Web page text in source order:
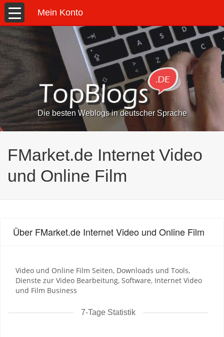
Mein Konto
Die besten Weblogs in deutscher Sprache
FMarket.de Internet Video
und Online Film
Über FMarket.de Internet Video und Online Film
Video und Online Film Seiten, Downloads und Tools,
Dienste zur Video Bearbeitung, Software, Internet Video
und Film Business
7-Tage Statistik